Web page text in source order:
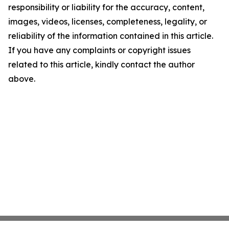
responsibility or liability for the accuracy, content,
images, videos, licenses, completeness, legality, or
reliability of the information contained in this article.
If you have any complaints or copyright issues
related to this article, kindly contact the author
above.